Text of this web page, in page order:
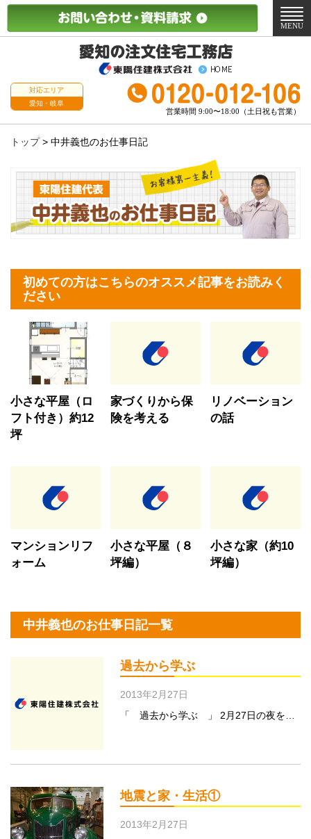
対応エリア
愛知・岐阜
営業時間 9:00〜18:00（土日祝も営業）
メ
ニ
MENU
トップ> 中井義也のお仕事日記
初めての方はこちらのオススメ記事をお読みく
ださい
小さな平屋（ロ
フト付き）約12
坪
家づくりから保
険を考える
リノベーション
の話
マンションリフ
ォーム
小さな平屋（８
坪編）
小さな家（約10
坪編）
中井義也のお仕事日記一覧
過去から学ぶ
2013年2月27日
「 過去から学ぶ 」 2月27日の夜を…
地震と家・生活①
2013年2月27日